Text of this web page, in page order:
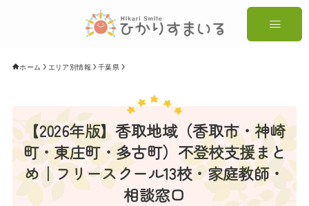
ホーム エリア別情報 千葉県
【2026年版】香取地域（香取市・神崎
町・東庄町・多古町）不登校支援まと
め｜フリースクール13校・家庭教師・
相談窓口